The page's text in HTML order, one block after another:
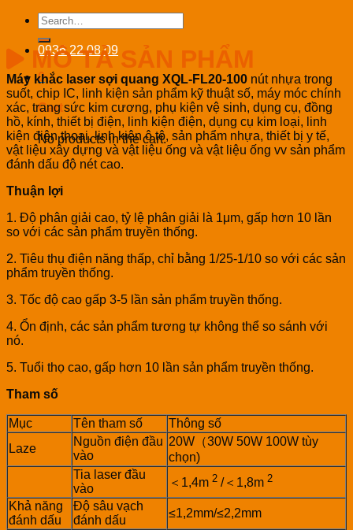
Search
for:
0936 22 08 09
0
Cart
No products in the cart.
MÔ TẢ SẢN PHẨM
Máy khắc laser sợi quang XQL-FL20-100 nút nhựa trong
suốt, chip IC, linh kiện sản phẩm kỹ thuật số, máy móc chính
xác, trang sức kim cương, phụ kiện vệ sinh, dụng cụ, đồng
hồ, kính, thiết bị điện, linh kiện điện, dụng cụ kim loại, linh
kiện điện thoại, linh kiện ô tô, sản phẩm nhựa, thiết bị y tế,
vật liệu xây dựng và vật liệu ống và vật liệu ống vv sản phẩm
đánh dấu độ nét cao.
Thuận lợi
1. Độ phân giải cao, tỷ lệ phân giải là 1μm, gấp hơn 10 lần
so với các sản phẩm truyền thống.
2. Tiêu thụ điện năng thấp, chỉ bằng 1/25-1/10 so với các sản
phẩm truyền thống.
3. Tốc độ cao gấp 3-5 lần sản phẩm truyền thống.
4. Ổn định, các sản phẩm tương tự không thể so sánh với
nó.
5. Tuổi thọ cao, gấp hơn 10 lần sản phẩm truyền thống.
Tham số
Mục Tên tham số
Thông số
Laze
Nguồn điện đầu
vào
20W（30W 50W 100W tùy
chọn)
Tia laser đầu
vào
＜1,4m 2 /＜1,8m 2
Khả năng
đánh dấu
Độ sâu vạch
đánh dấu
≤1,2mm/≤2,2mm